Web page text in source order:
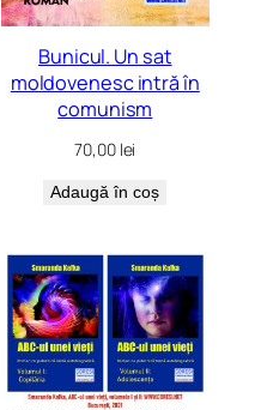
Bunicul. Un sat
moldovenesc intră în
comunism
70,00 lei
Adaugă în coș